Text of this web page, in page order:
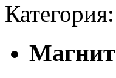
Категория:
Магнит